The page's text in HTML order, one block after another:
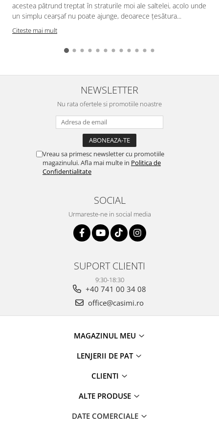
acestea pătrund treptat în straturile moi ale saltelei, acolo unde
un simplu cearșaf nu poate ajunge, deoarece țesătura...
Citeste mai mult
NEWSLETTER
Nu rata ofertele si promotiile noastre
Vreau sa primesc newsletter cu promotiile
magazinului. Afla mai multe in Politica de
Confidentialitate
SOCIAL
Urmareste-ne in social media
SUPORT CLIENTI
9:30-18:30
+40 741 00 34 08
office@casimi.ro
MAGAZINUL MEU
LENJERII DE PAT
CLIENTI
ALTE PRODUSE
DATE COMERCIALE